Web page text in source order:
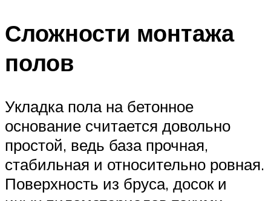
Сложности монтажа
полов
Укладка пола на бетонное
основание считается довольно
простой, ведь база прочная,
стабильная и относительно ровная.
Поверхность из бруса, досок и